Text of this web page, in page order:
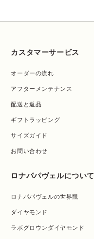
カスタマーサービス
オーダーの流れ
アフターメンテナンス
配送と返品
ギフトラッピング
サイズガイド
お問い合わせ
ロナパパヴェルについて
ロナパパヴェルの世界観
ダイヤモンド
ラボグロウンダイヤモンド